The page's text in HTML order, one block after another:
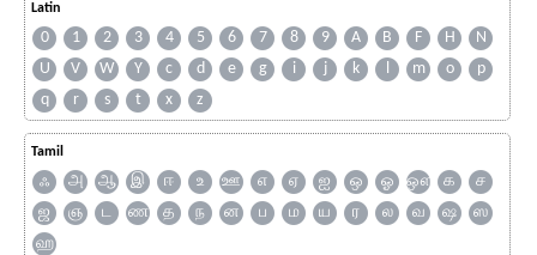
Latin
0 1 2 3 4 5 6 7 8 9 A B F H
N
U
V W Y c d e g i j k l m o
p
q
r s t x z
Tamil
ஃ அ ஆ இ ஈ உ ஊ எ ஏ ஐ ஒ ஓ ஔ க
ச
ஜ
ஞ ட ண த ந ன ப ம ய ர ல வ ஷ
ஸ
ஹ